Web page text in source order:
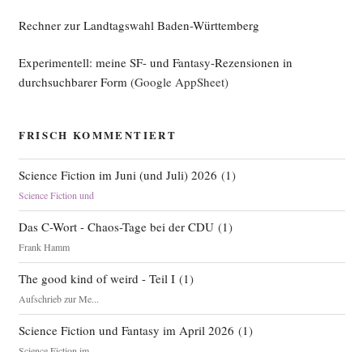
Rechner zur Landtagswahl Baden-Württemberg
Experimentell: meine SF- und Fantasy-Rezensionen in
durchsuchbarer Form(Google AppSheet)
FRISCH KOMMENTIERT
Science Fiction im Juni (und Juli) 2026 (1)
Science Fiction und
Das C-Wort - Chaos-Tage bei der CDU(1)
Frank Hamm
The good kind of weird - Teil I(1)
Aufschrieb zur Me...
Science Fiction und Fantasy im April 2026 (1)